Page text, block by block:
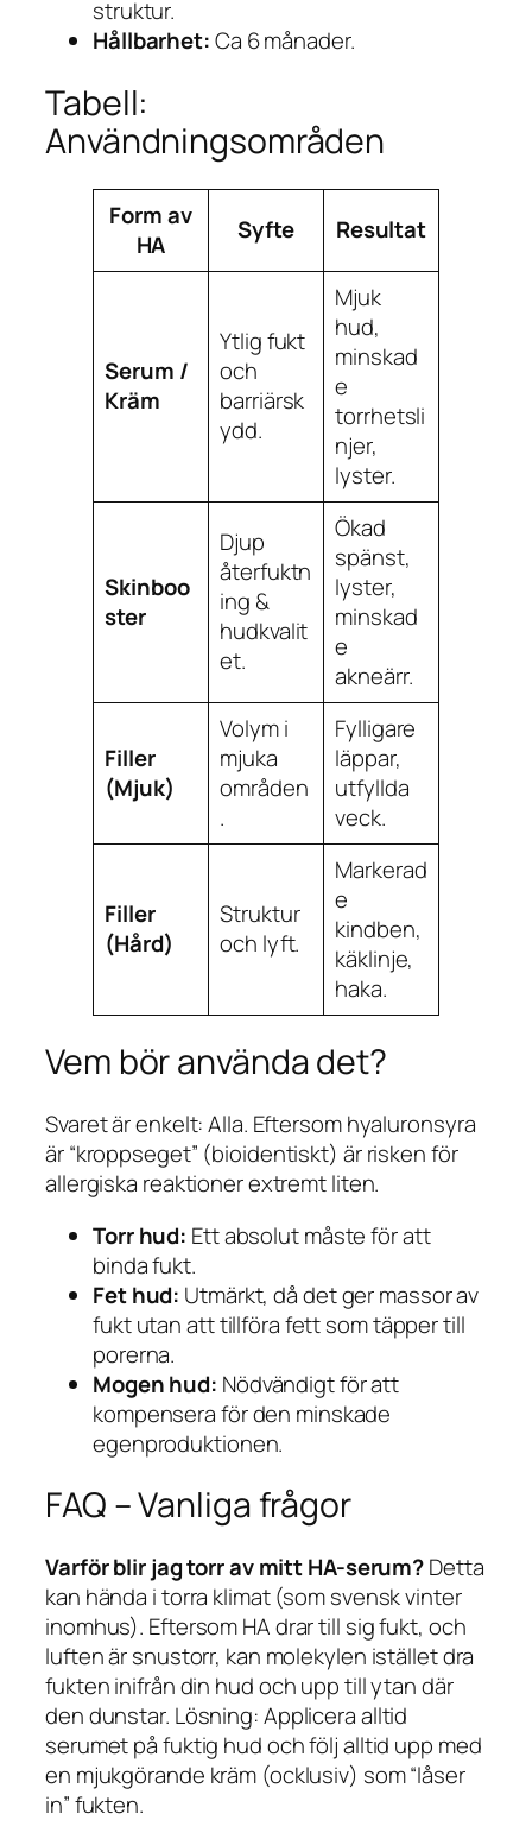
struktur.
Hållbarhet:Ca 6 månader.
Tabell:
Användningsområden
Form av
HA
Syfte Resultat
Serum /
Kräm
Ytlig fukt
och
barriärsk
ydd.
Mjuk
hud,
minskad
e
torrhetsli
njer,
lyster.
Skinboo
ster
Djup
återfuktn
ing &
hudkvalit
et.
Ökad
spänst,
lyster,
minskad
e
akneärr.
Filler
(Mjuk)
Volym i
mjuka
områden
.
Fylligare
läppar,
utfyllda
veck.
Filler
(Hård)
Struktur
och lyft.
Markerad
e
kindben,
käklinje,
haka.
Vem bör använda det?
Svaret är enkelt: Alla. Eftersom hyaluronsyra
är “kroppseget” (bioidentiskt) är risken för
allergiska reaktioner extremt liten.
Torr hud: Ett absolut måste för att
binda fukt.
Fet hud: Utmärkt, då det ger massor av
fukt utan att tillföra fett som täpper till
porerna.
Mogen hud: Nödvändigt för att
kompensera för den minskade
egenproduktionen.
FAQ – Vanliga frågor
Varför blir jag torr av mitt HA-serum?Detta
kan hända i torra klimat (som svensk vinter
inomhus). Eftersom HA drar till sig fukt, och
luften är snustorr, kan molekylen istället dra
fukteninifråndin hud och upp till ytan där
den dunstar. Lösning:Applicera alltid
serumet påfuktig hud och följalltid upp med
en mjukgörande kräm (ocklusiv) som “låser
in” fukten.